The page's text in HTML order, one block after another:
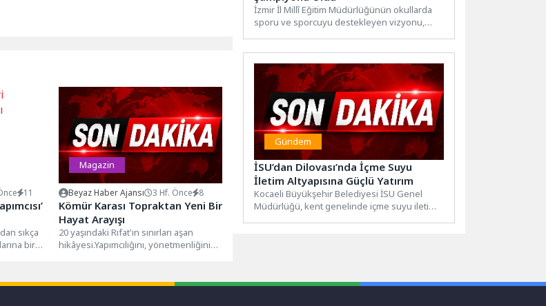
11
sıkça
bir
Magazin
Beyaz Haber Ajansı 3 Hf. Önce 8
Kömür Karası Topraktan Yeni Bir
Hayat Arayışı
20 yaşındaki Rıfat'ın sınırları aşan
hikâyesi.Yapımcılığını, yönetmenliğini
İzmir İl Millî Eğitim Müdürlüğünün okullarda
sporu ve sporcuyu destekleyen vizyonu,
Gündem
İSU’dan Dilovası’nda İçme Suyu
İletim Altyapısına Güçlü Yatırım
Kocaeli Büyükşehir Belediyesi İSU Genel
Müdürlüğü, kent genelinde içme suyu iletim